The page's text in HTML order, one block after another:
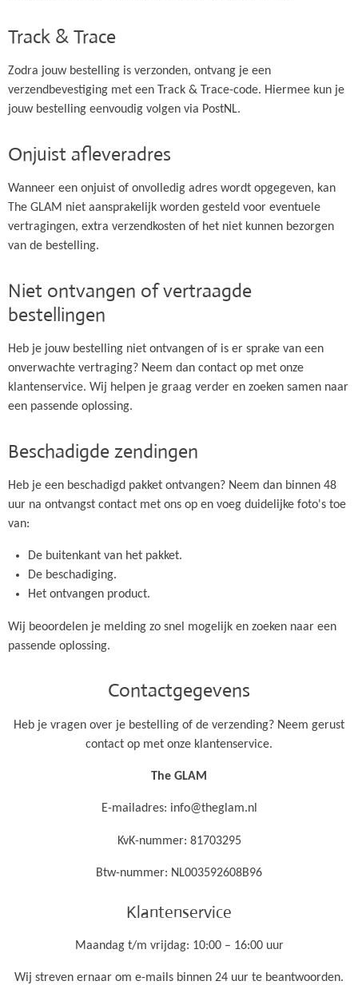
Track & Trace
Zodra jouw bestelling is verzonden, ontvang je een
verzendbevestiging met een Track & Trace-code. Hiermee kun je
jouw bestelling eenvoudig volgen via PostNL.
Onjuist afleveradres
Wanneer een onjuist of onvolledig adres wordt opgegeven, kan
The GLAM niet aansprakelijk worden gesteld voor eventuele
vertragingen, extra verzendkosten of het niet kunnen bezorgen
van de bestelling.
Niet ontvangen of vertraagde
bestellingen
Heb je jouw bestelling niet ontvangen of is er sprake van een
onverwachte vertraging? Neem dan contact op met onze
klantenservice. Wij helpen je graag verder en zoeken samen naar
een passende oplossing.
Beschadigde zendingen
Heb je een beschadigd pakket ontvangen? Neem dan binnen 48
uur na ontvangst contact met ons op en voeg duidelijke foto's toe
van:
De buitenkant van het pakket.
De beschadiging.
Het ontvangen product.
Wij beoordelen je melding zo snel mogelijk en zoeken naar een
passende oplossing.
Contactgegevens
Heb je vragen over je bestelling of de verzending? Neem gerust
contact op met onze klantenservice.
The GLAM
E-mailadres: info@theglam.nl
KvK-nummer: 81703295
Btw-nummer: NL003592608B96
Klantenservice
Maandag t/m vrijdag: 10:00 – 16:00 uur
Wij streven ernaar om e-mails binnen 24 uur te beantwoorden.